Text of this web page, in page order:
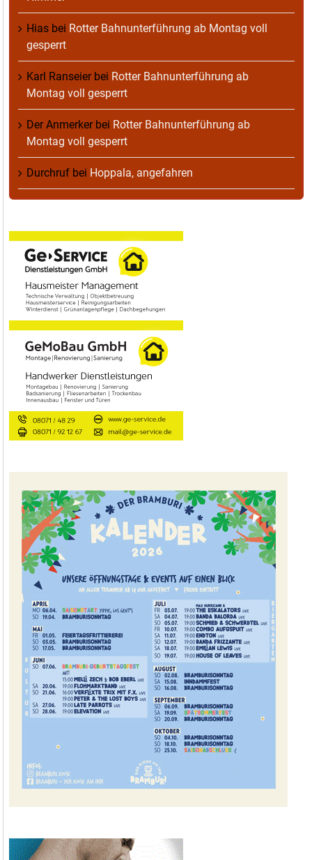
Hias bei Rotter Bahnunterführung ab Montag voll
gesperrt
Karl Ranseierbei Rotter Bahnunterführung ab
Montag voll gesperrt
Der Anmerkerbei Rotter Bahnunterführung ab
Montag voll gesperrt
Durchruf bei Hoppala, angefahren